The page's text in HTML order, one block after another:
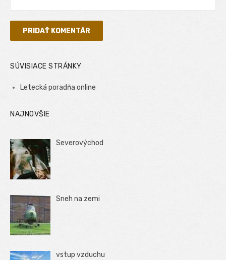
SÚVISIACE STRÁNKY
Letecká poradňa online
NAJNOVŠIE
Severovýchod
Sneh na zemi
vstup vzduchu